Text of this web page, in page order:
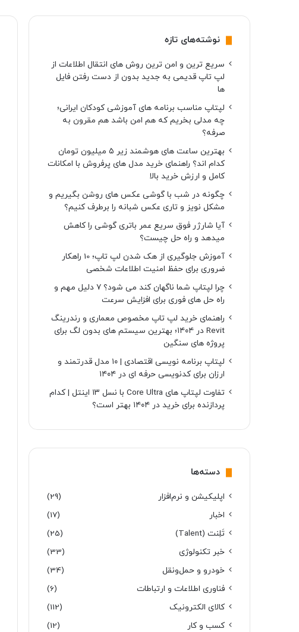
نوشته‌های تازه
سریع ترین و امن ترین روش های انتقال اطلاعات از
لپ تاپ قدیمی به جدید بدون از دست رفتن فایل
ها
لپتاپ مناسب برنامه های آموزشی کودکان ایرانی؛
چه مدلی بخریم که هم امن باشد هم مقرون به
صرفه؟
بهترین ساعت های هوشمند زیر ۵ میلیون تومان
کدام اند؟ راهنمای خرید مدل های پرفروش با امکانات
کامل و ارزش خرید بالا
چگونه در شب با گوشی عکس های روشن بگیریم و
مشکل نویز و تاری عکس شبانه را برطرف کنیم؟
آیا شارژر فوق سریع عمر باتری گوشی را کاهش
میدهد و راه حل چیست؟
آموزش جلوگیری از هک شدن لپ تاپ؛ 10 راهکار
ضروری برای حفظ امنیت اطلاعات شخصی
چرا لپتاپ شما ناگهان کند می شود؟ ۷ دلیل مهم و
راه حل های فوری برای افزایش سرعت
راهنمای خرید لپ تاپ مخصوص معماری و رندرینگ
Revit در ۱۴۰۴؛ بهترین سیستم های بدون لگ برای
پروژه های سنگین
لپتاپ برنامه نویسی اقتصادی | ۱۰ مدل قدرتمند و
ارزان برای کدنویسی حرفه ای در ۱۴۰۴
تفاوت لپتاپ های Core Ultra با نسل ۱۳ اینتل | کدام
پردازنده برای خرید در ۱۴۰۴ بهتر است؟
دسته‌ها
اپلیکیشن و نرم‌افزار
(29)
اخبار
(17)
تَلِنت (Talent)
(25)
خبر تکنولوژی
(33)
خودرو و حمل‌و‌نقل
(34)
فناوری اطلاعات و ارتباطات
(6)
کالای الکترونیک
(112)
کسب و کار
(12)